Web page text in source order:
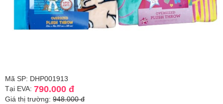
Mã SP: DHP001913
Tại EVA: 790.000 đ
Giá thị trường: 948.000 đ